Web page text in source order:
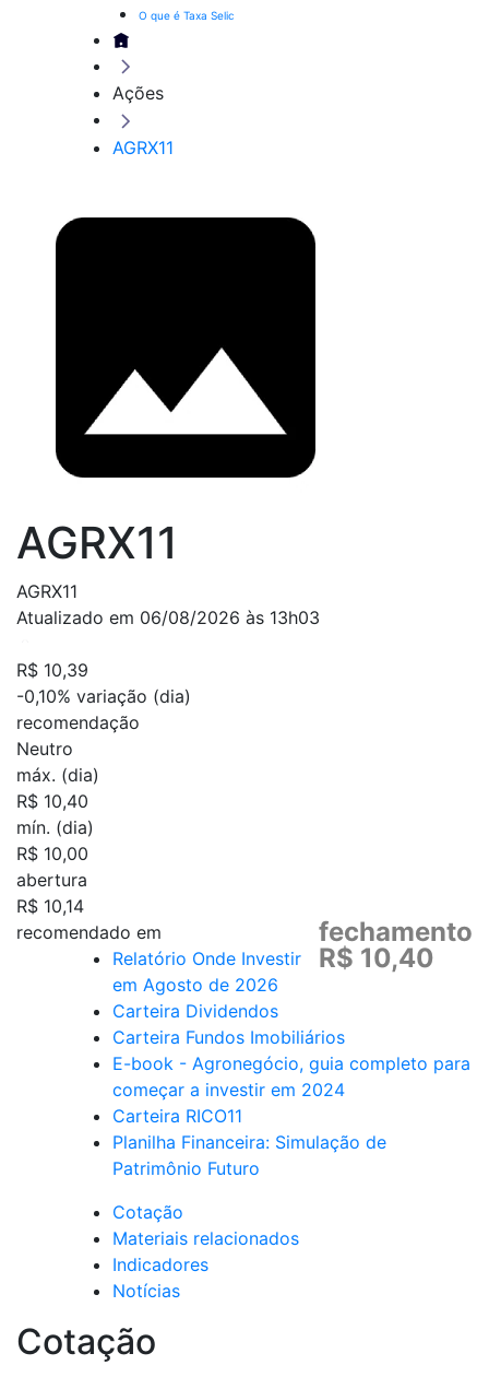
O que é Taxa Selic
Ações
AGRX11
AGRX11
AGRX11
Atualizado em 06/08/2026 às 13h03
R$ 10,39
-0,10% variação (dia)
recomendação
Neutro
máx. (dia)
R$ 10,40
mín. (dia)
R$ 10,00
abertura
R$ 10,14
fechamento
R$ 10,40
recomendado em
Relatório Onde Investir
em Agosto de 2026
Carteira Dividendos
Carteira Fundos Imobiliários
E-book - Agronegócio, guia completo para
começar a investir em 2024
Carteira RICO11
Planilha Financeira: Simulação de
Patrimônio Futuro
Cotação
Materiais relacionados
Indicadores
Notícias
Cotação